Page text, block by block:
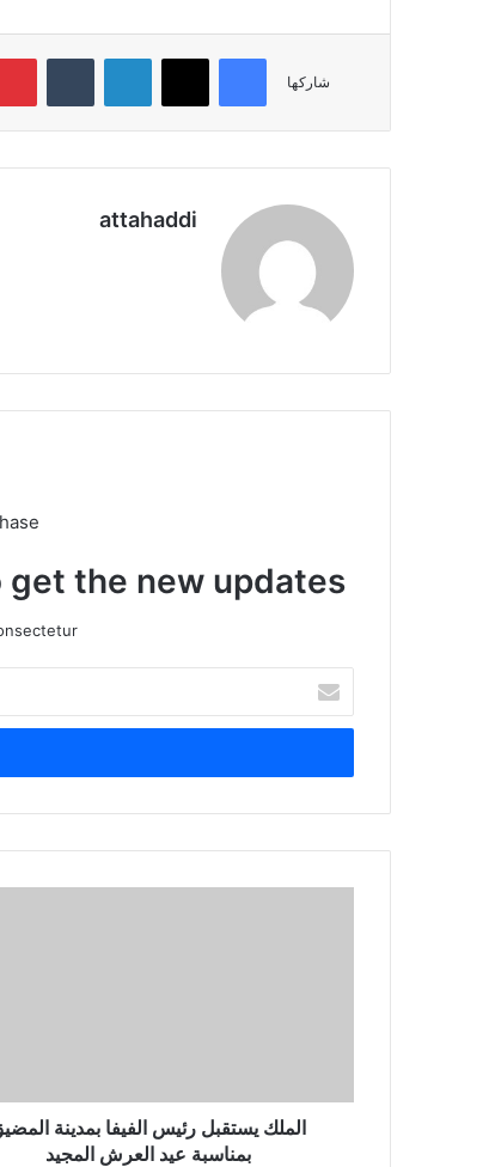
شاركها
فيسبوك لينكدإن
attahaddi
the new updates!
خ
ب
د
ن
الملك يستقبل رئيس الفيفا بمدينة
بمناسبة عيد العرش المجيد